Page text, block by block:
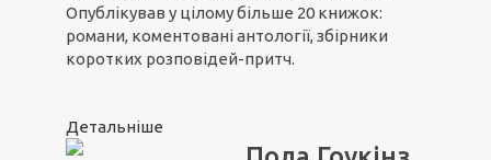
Опублікував у цілому більше 20 книжок:
романи, коментовані антології, збірники
коротких розповідей-притч.
Детальніше